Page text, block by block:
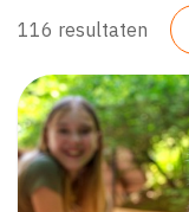
116 resultaten